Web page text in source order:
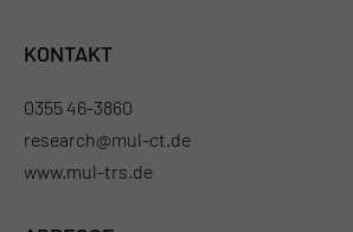
KONTAKT
0355 46-3860
research@mul-ct.de
www.mul-trs.de